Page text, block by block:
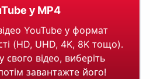
у MP4
YouTube у формат
(HD, UHD, 4K, 8K тощо).
свого відео, виберіть
завантажте його!